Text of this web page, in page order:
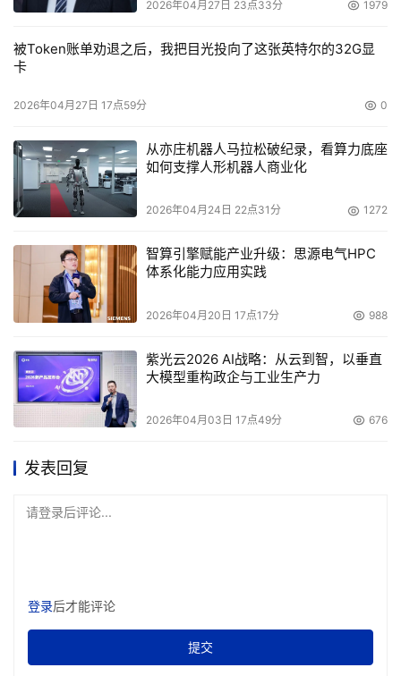
2026年04月27日 23点33分 1979
被Token账单劝退之后，我把目光投向了这张英特尔的32G显
卡
2026年04月27日 17点59分 0
从亦庄机器人马拉松破纪录，看算力底座
如何支撑人形机器人商业化
2026年04月24日 22点31分 1272
智算引擎赋能产业升级：思源电气HPC
体系化能力应用实践
2026年04月20日 17点17分 988
紫光云2026 AI战略：从云到智，以垂直
大模型重构政企与工业生产力
2026年04月03日 17点49分 676
发表回复
请登录后评论...
登录后才能评论
提交